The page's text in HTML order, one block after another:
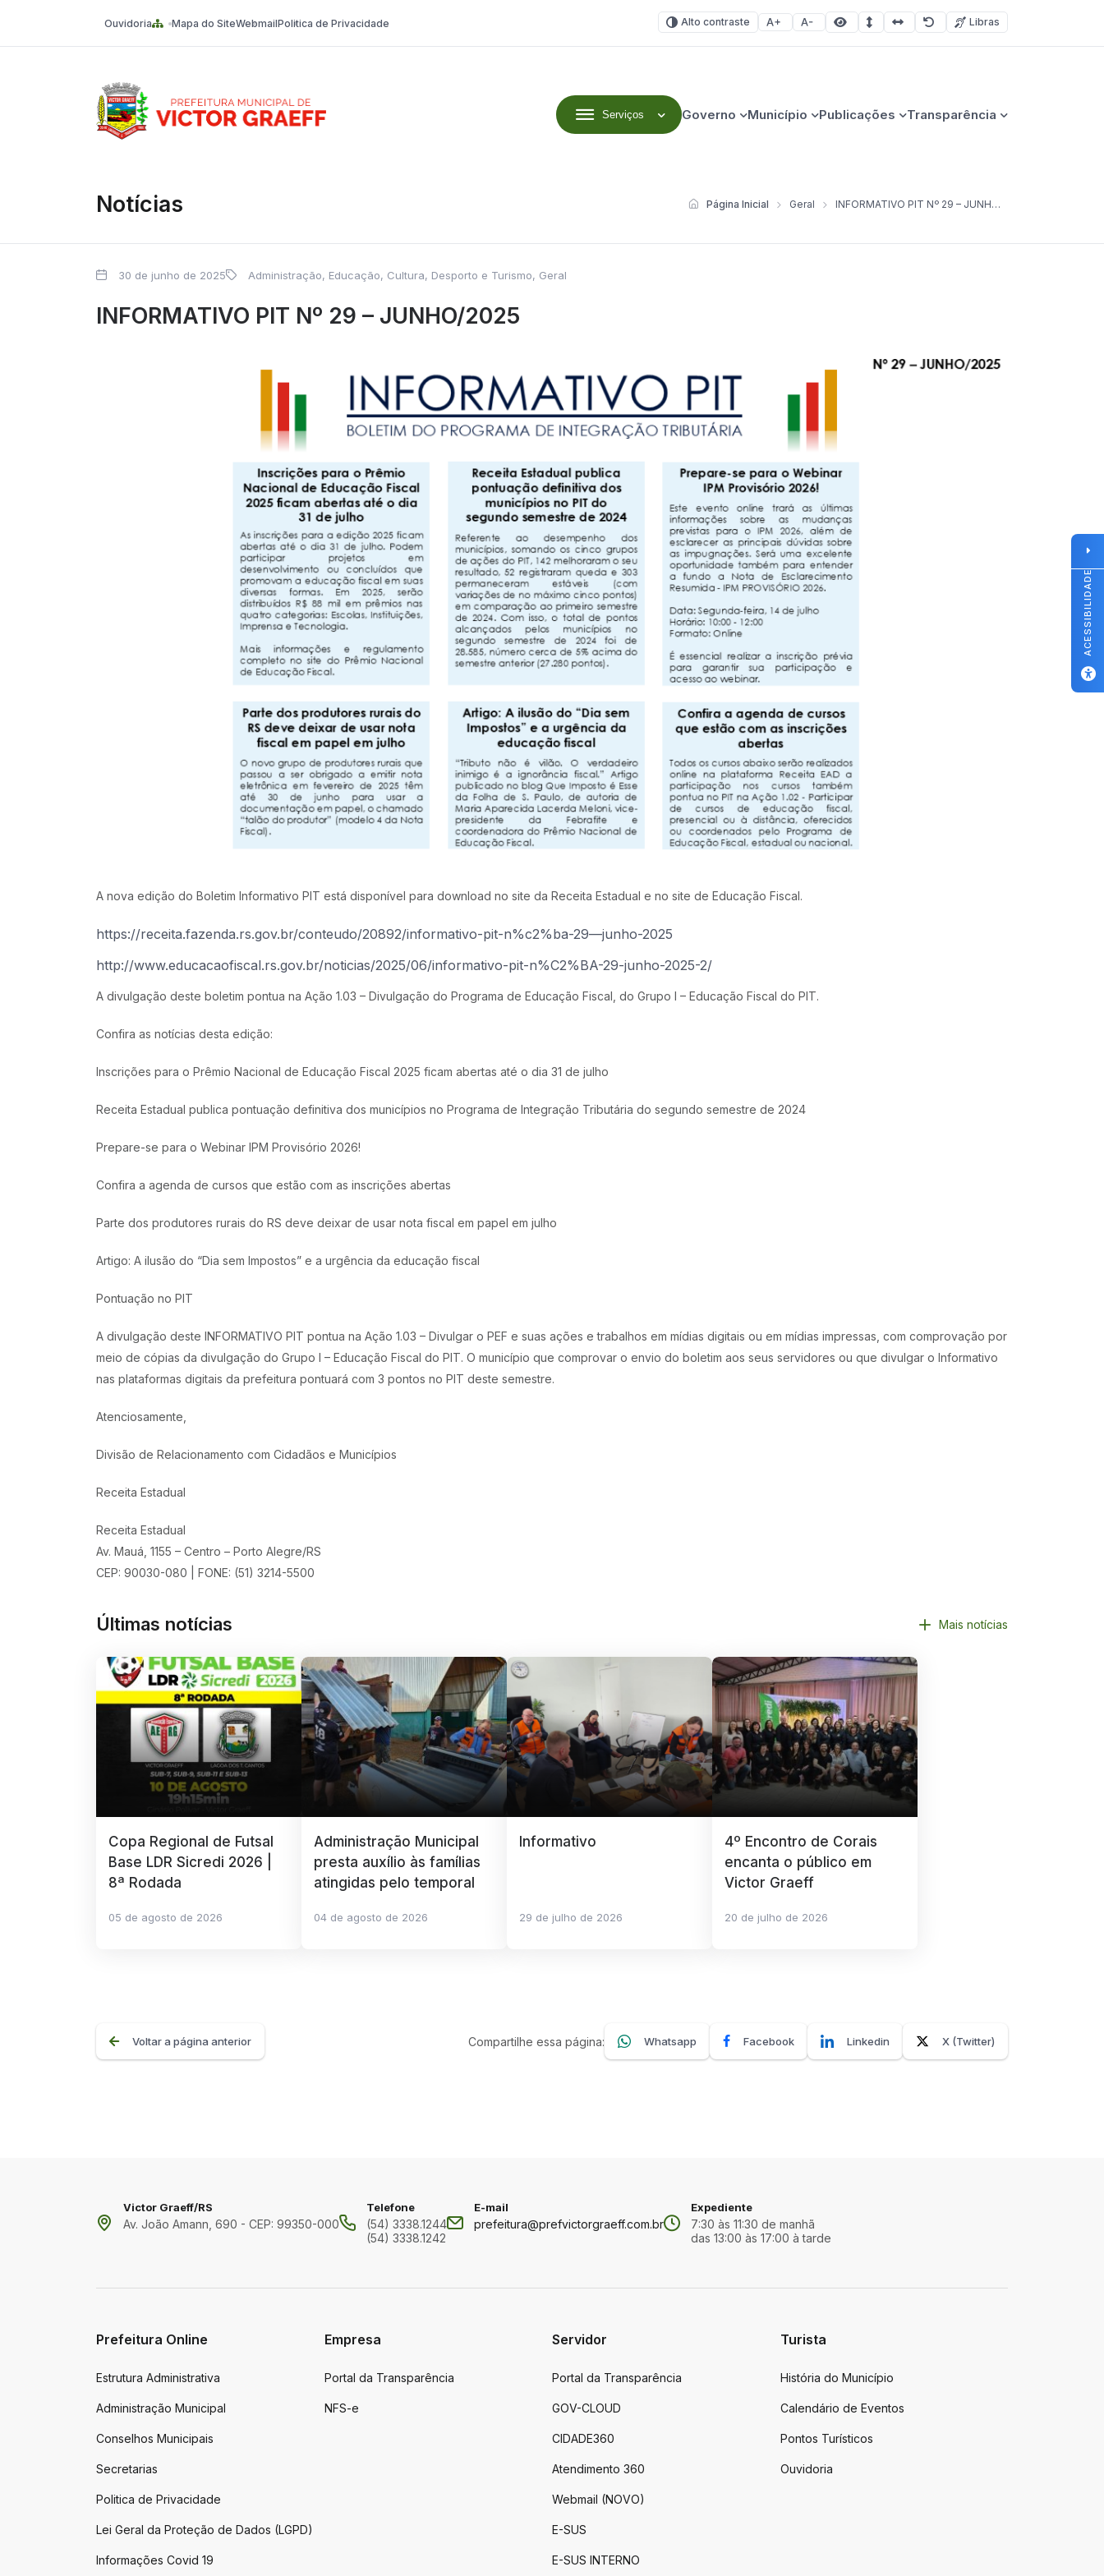
Ouvidoria Mapa do SiteWebmailPolitica de Privacidade Alto contraste Aumentar fonte
Diminuir fonteÁrea selecionada
Espaçamento de linha
Espaço dos caracteres
RedefinirLibras
Serviços Governo Município Publicações Transparência
Notícias Página Inicial Geral INFORMATIVO PIT Nº 29 – JUNHO/2025
30 de junho de 2025 Administração, Educação, Cultura, Desporto e Turismo, Geral
INFORMATIVO PIT Nº 29 – JUNHO/2025
A nova edição do Boletim Informativo PIT está disponível para download no site da Receita Estadual e no site de Educação Fiscal.
https://receita.fazenda.rs.gov.br/conteudo/20892/informativo-pit-n%c2%ba-29—junho-2025
http://www.educacaofiscal.rs.gov.br/noticias/2025/06/informativo-pit-n%C2%BA-29-junho-2025-2/
A divulgação deste boletim pontua na Ação 1.03 – Divulgação do Programa de Educação Fiscal, do Grupo I – Educação Fiscal do PIT.
Confira as notícias desta edição:
Inscrições para o Prêmio Nacional de Educação Fiscal 2025 ficam abertas até o dia 31 de julho
Receita Estadual publica pontuação definitiva dos municípios no Programa de Integração Tributária do segundo semestre de 2024
Prepare-se para o Webinar IPM Provisório 2026!
Confira a agenda de cursos que estão com as inscrições abertas
Parte dos produtores rurais do RS deve deixar de usar nota fiscal em papel em julho
Artigo: A ilusão do “Dia sem Impostos” e a urgência da educação fiscal
Pontuação no PIT
A divulgação deste INFORMATIVO PIT pontua na Ação 1.03 – Divulgar o PEF e suas ações e trabalhos em mídias digitais ou em mídias impressas, com comprovação por
meio de cópias da divulgação do Grupo I – Educação Fiscal do PIT. O município que comprovar o envio do boletim aos seus servidores ou que divulgar o Informativo
nas plataformas digitais da prefeitura pontuará com 3 pontos no PIT deste semestre.
Atenciosamente,
Divisão de Relacionamento com Cidadãos e Municípios
Receita Estadual
Receita Estadual
Av. Mauá, 1155 – Centro – Porto Alegre/RS
CEP: 90030-080 | FONE: (51) 3214-5500
Últimas notícias Mais notícias
Copa Regional de Futsal
Base LDR Sicredi 2026 |
8ª Rodada
05 de agosto de 2026
Administração Municipal
presta auxílio às famílias
atingidas pelo temporal
04 de agosto de 2026
Informativo
29 de julho de 2026
4º Encontro de Corais
encanta o público em
Victor Graeff
20 de julho de 2026
Voltar a página anterior Compartilhe essa página: Whatsapp Facebook Linkedin X (Twitter)
Victor Graeff/RS
Av. João Amann, 690 - CEP: 99350-000
Telefone
(54) 3338.1244
(54) 3338.1242
E-mail
prefeitura@prefvictorgraeff.com.br
Expediente
7:30 às 11:30 de manhã
das 13:00 às 17:00 à tarde
Prefeitura Online
Estrutura Administrativa
Administração Municipal
Conselhos Municipais
Secretarias
Politica de Privacidade
Lei Geral da Proteção de Dados (LGPD)
Informações Covid 19
Empresa
Portal da Transparência
NFS-e
Servidor
Portal da Transparência
GOV-CLOUD
CIDADE360
Atendimento 360
Webmail (NOVO)
E-SUS
E-SUS INTERNO
Turista
História do Município
Calendário de Eventos
Pontos Turísticos
Ouvidoria
ACESSIBILIDADE